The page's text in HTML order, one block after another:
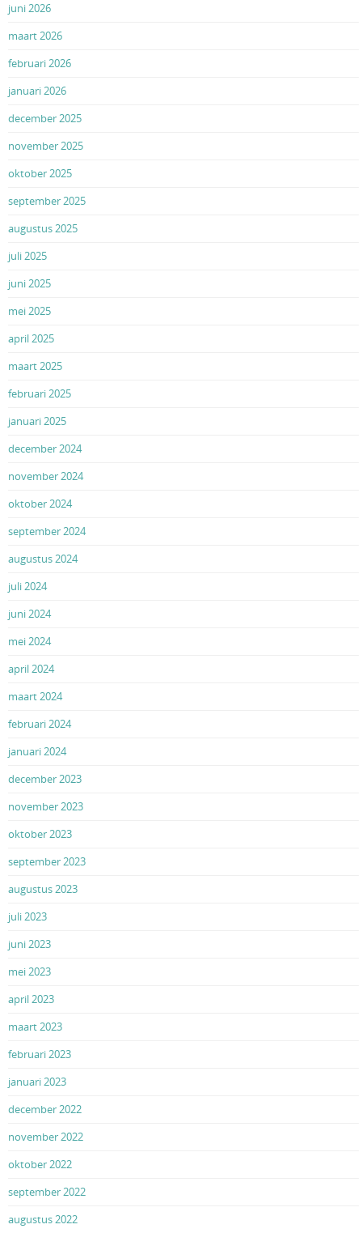
juni 2026
maart 2026
februari 2026
januari 2026
december 2025
november 2025
oktober 2025
september 2025
augustus 2025
juli 2025
juni 2025
mei 2025
april 2025
maart 2025
februari 2025
januari 2025
december 2024
november 2024
oktober 2024
september 2024
augustus 2024
juli 2024
juni 2024
mei 2024
april 2024
maart 2024
februari 2024
januari 2024
december 2023
november 2023
oktober 2023
september 2023
augustus 2023
juli 2023
juni 2023
mei 2023
april 2023
maart 2023
februari 2023
januari 2023
december 2022
november 2022
oktober 2022
september 2022
augustus 2022